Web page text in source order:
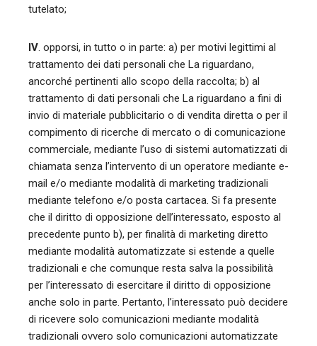
tutelato;
IV. opporsi, in tutto o in parte: a) per motivi legittimi al
trattamento dei dati personali che La riguardano,
ancorché pertinenti allo scopo della raccolta; b) al
trattamento di dati personali che La riguardano a fini di
invio di materiale pubblicitario o di vendita diretta o per il
compimento di ricerche di mercato o di comunicazione
commerciale, mediante l’uso di sistemi automatizzati di
chiamata senza l’intervento di un operatore mediante e-
mail e/o mediante modalità di marketing tradizionali
mediante telefono e/o posta cartacea. Si fa presente
che il diritto di opposizione dell’interessato, esposto al
precedente punto b), per finalità di marketing diretto
mediante modalità automatizzate si estende a quelle
tradizionali e che comunque resta salva la possibilità
per l’interessato di esercitare il diritto di opposizione
anche solo in parte. Pertanto, l’interessato può decidere
di ricevere solo comunicazioni mediante modalità
tradizionali ovvero solo comunicazioni automatizzate